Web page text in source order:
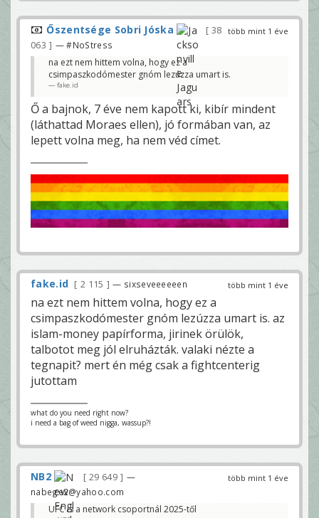
több mint 1 éve
Őszentsége Sobri Jóska
38
063
— #NoStress
na ezt nem hittem volna, hogy ez a
csimpaszkodómester gnóm lezúzza umart is.
fake.id
Ő a bajnok, 7 éve nem kapott ki, kibír mindent
(láthattad Moraes ellen), jó formában van, az
lepett volna meg, ha nem véd címet.
több mint 1 éve
fake.id 2 115 — sixseveeeeeen
na ezt nem hittem volna, hogy ez a
csimpaszkodómester gnóm lezúzza umart is. az
islam-money papírforma, jirinek örülök,
talbotot meg jól elruházták. valaki nézte a
tegnapit? mert én még csak a fightcenterig
jutottam
what do you need right now?
i need a bag of weed nigga, wassup?!
több mint 1 éve
NB2 29 649
—
nabege2@yahoo.com
UFC is a network csoportnál 2025-től